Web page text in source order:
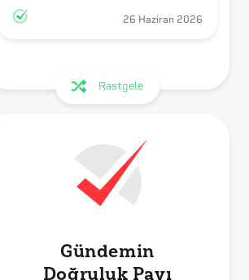
26 Haziran 2026
Rastgele
Gündemin
Doğruluk Payı